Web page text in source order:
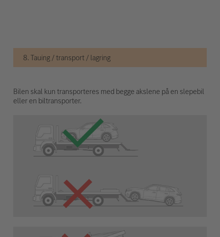
8. Tauing / transport / lagring
Bilen skal kun transporteres med begge akslene på en slepebil
eller en biltransporter.